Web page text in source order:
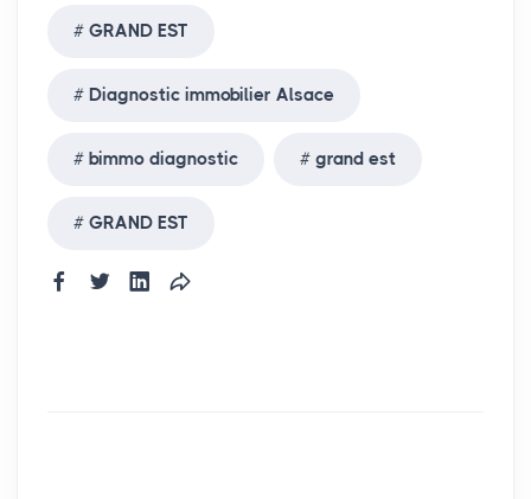
GRAND EST
Diagnostic immobilier Alsace
bimmo diagnostic grand est
GRAND EST